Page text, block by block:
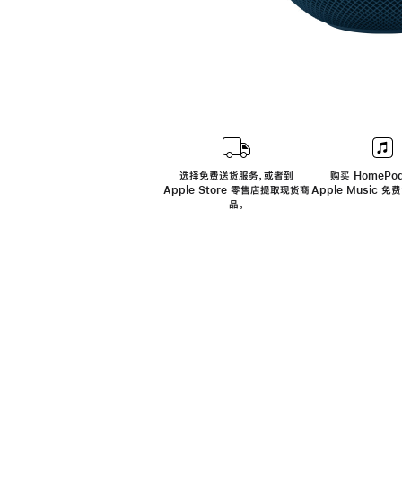
选择免费送货服务，或者到
Apple Store 零售店提取现货商
品。
购买
Apple Music 免费